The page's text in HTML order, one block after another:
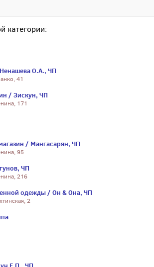
категории:
О.А., ЧП
41
/ Зискун, ЧП
171
/ Мангасарян, ЧП
95
ЧП
216
одежды / Он & Она, ЧП
2